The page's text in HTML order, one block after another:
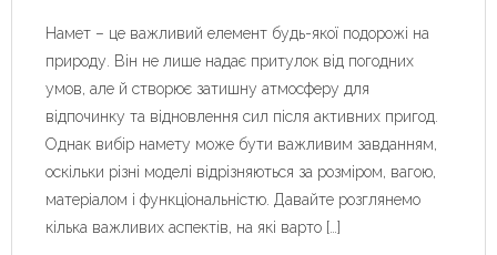
Намет – це важливий елемент будь-якої подорожі на
природу. Він не лише надає притулок від погодних
умов, але й створює затишну атмосферу для
відпочинку та відновлення сил після активних пригод.
Однак вибір намету може бути важливим завданням,
оскільки різні моделі відрізняються за розміром, вагою,
матеріалом і функціональністю. Давайте розглянемо
кілька важливих аспектів, на які варто […]